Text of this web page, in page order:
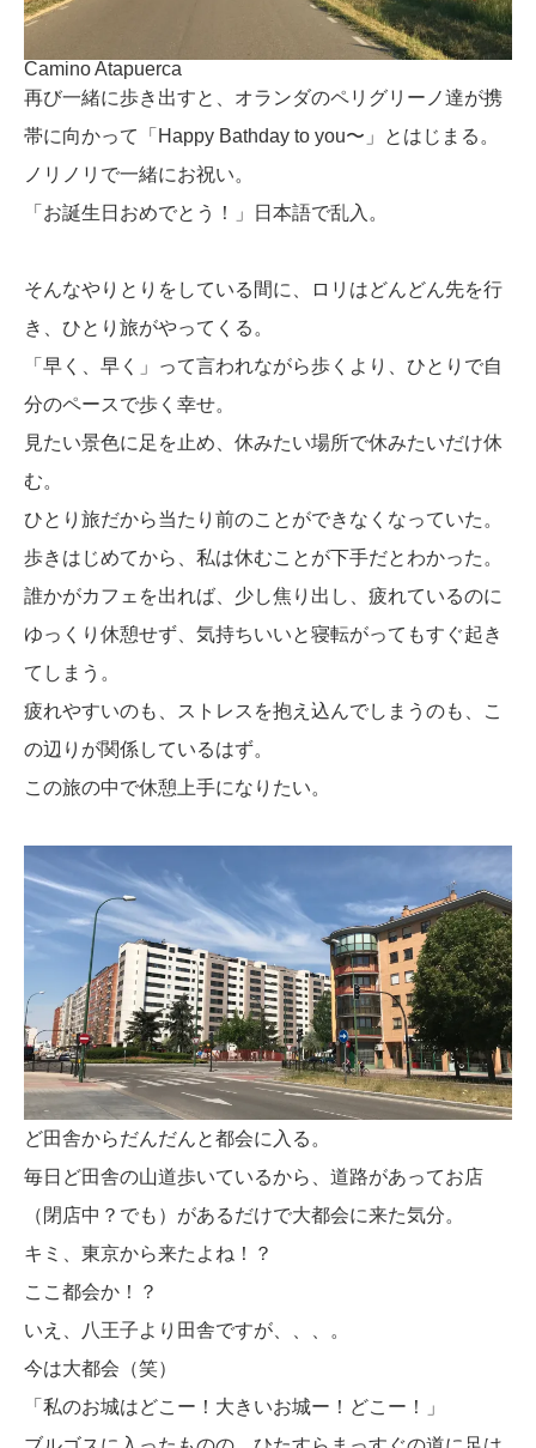
Camino Atapuerca
再び一緒に歩き出すと、オランダのペリグリーノ達が携
帯に向かって「Happy Bathday to you〜」とはじまる。
ノリノリで一緒にお祝い。
「お誕生日おめでとう！」日本語で乱入。
そんなやりとりをしている間に、ロリはどんどん先を行
き、ひとり旅がやってくる。
「早く、早く」って言われながら歩くより、ひとりで自
分のペースで歩く幸せ。
見たい景色に足を止め、休みたい場所で休みたいだけ休
む。
ひとり旅だから当たり前のことができなくなっていた。
歩きはじめてから、私は休むことが下手だとわかった。
誰かがカフェを出れば、少し焦り出し、疲れているのに
ゆっくり休憩せず、気持ちいいと寝転がってもすぐ起き
てしまう。
疲れやすいのも、ストレスを抱え込んでしまうのも、こ
の辺りが関係しているはず。
この旅の中で休憩上手になりたい。
ど田舎からだんだんと都会に入る。
毎日ど田舎の山道歩いているから、道路があってお店
（閉店中？でも）があるだけで大都会に来た気分。
キミ、東京から来たよね！？
ここ都会か！？
いえ、八王子より田舎ですが、、、。
今は大都会（笑）
「私のお城はどこー！大きいお城ー！どこー！」